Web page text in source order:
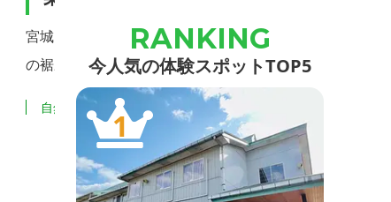
にまたがる栗駒山は、円錐状
の火山です。初夏の山頂西側
現れることから名付けられたと
1,626メートルの山頂からは月
・秋田駒ヶ岳・早池峰山、そし
ことができます。
一迫山王史跡公園の一
平方メートルあり、ア
ブなどを植栽し、約300
す。 アヤメ類の「標本
程を表す「改良歴史園
種「ノハナショウブ」
今人気の体験スポットTOP5
1